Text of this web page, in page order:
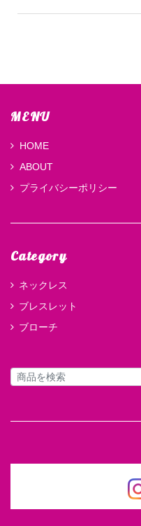
MENU
HOME
ABOUT
プライバシーポリシー
Category
ネックレス
ブレスレット
ブローチ